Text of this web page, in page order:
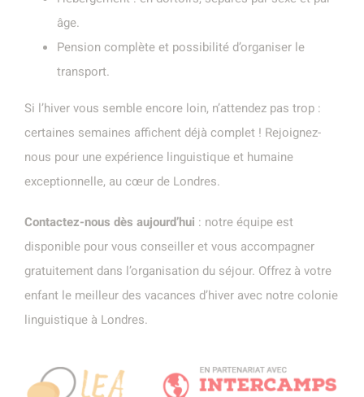
âge.
Pension complète et possibilité d’organiser le
transport.
Si l’hiver vous semble encore loin, n’attendez pas trop :
certaines semaines affichent déjà complet ! Rejoignez-
nous pour une expérience linguistique et humaine
exceptionnelle, au cœur de Londres.
Contactez-nous dès aujourd’hui : notre équipe est
disponible pour vous conseiller et vous accompagner
gratuitement dans l’organisation du séjour. Offrez à votre
enfant le meilleur des vacances d’hiver avec notre colonie
linguistique à Londres.